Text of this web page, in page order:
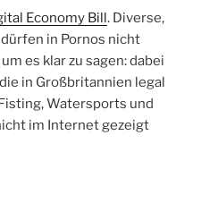
Economy Bill . Diverse,
in Pornos nicht
es klar zu sagen: dabei
in Großbritannien legal
Watersports und
im Internet gezeigt